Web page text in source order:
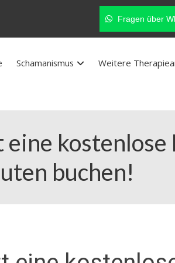
Fragen über
Schamanismus Weitere
eine
buchen!